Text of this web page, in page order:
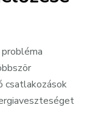
csatlakozások